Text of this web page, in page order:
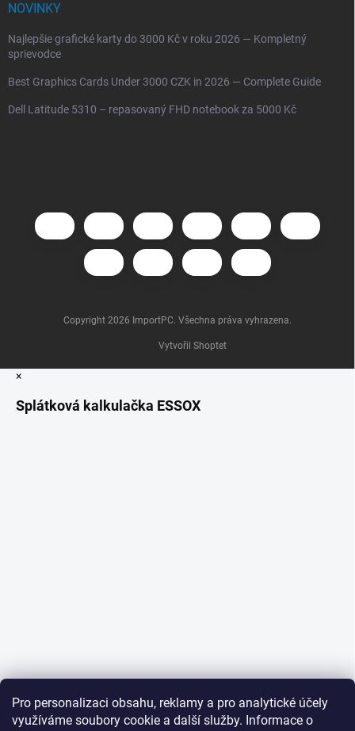
Pro personalizaci obsahu, reklamy a pro analytické účely
využíváme soubory cookie a další služby. Informace o
NOVINKY
Najlepšie grafické karty do 3000 Kč v roku 2026 — Kompletný
sprievodce
Best Graphics Cards Under 3000 CZK in 2026 — Complete Guide
Dell Latitude 5310 – repasovaný FHD notebook za 5000 Kč
Vytvořil Shoptet
Copyright 2026 ImportPC. Všechna práva vyhrazena.
×
Splátková kalkulačka ESSOX